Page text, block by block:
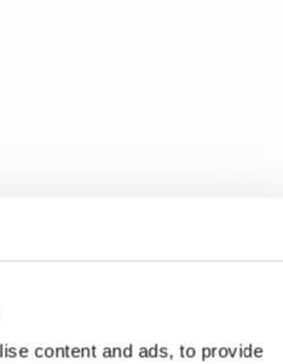
content and ads, to provide
1.78 m